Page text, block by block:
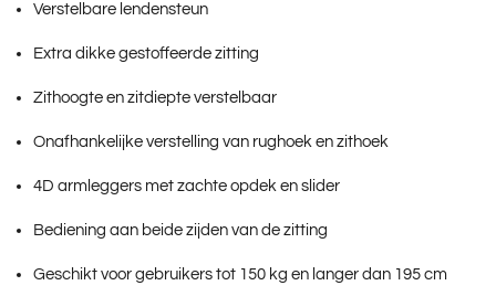
Verstelbare lendensteun
Extra dikke gestoffeerde zitting
Zithoogte en zitdiepte verstelbaar
Onafhankelijke verstelling van rughoek en zithoek
4D armleggers met zachte opdek en slider
Bediening aan beide zijden van de zitting
Geschikt voor gebruikers tot 150 kg en langer dan 195 cm